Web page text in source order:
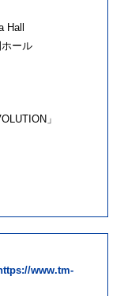
ール
」
www.tm-